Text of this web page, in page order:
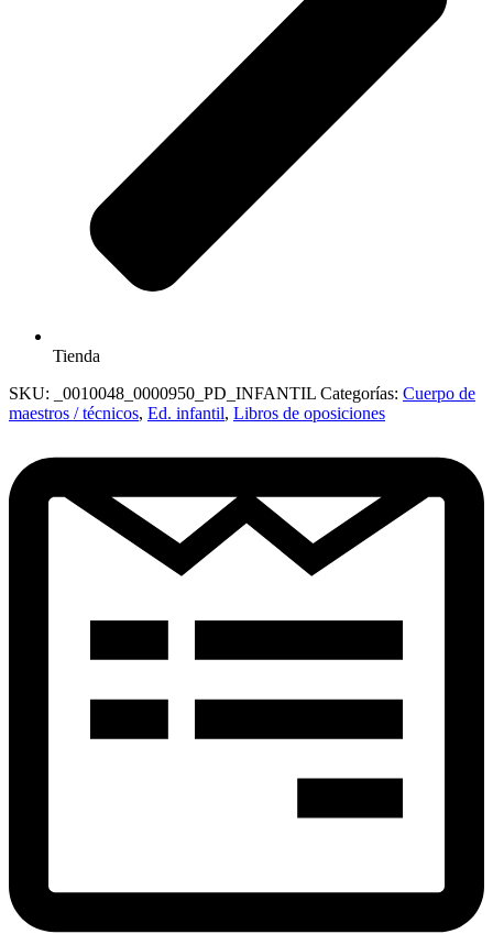
Tienda
SKU:
_0010048_0000950_PD_INFANTIL Categorías: Cuerpo de
maestros / técnicos, Ed. infantil, Libros de oposiciones